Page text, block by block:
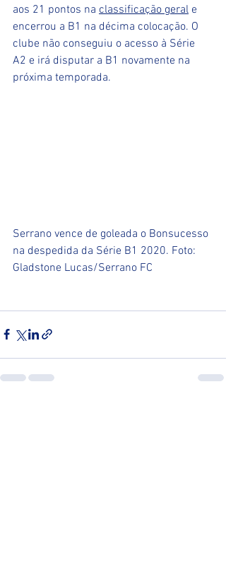
aos 21 pontos na classificação geral e
encerrou a B1 na décima colocação. O
clube não conseguiu o acesso à Série
A2 e irá disputar a B1 novamente na
próxima temporada.
Serrano vence de goleada o Bonsucesso
na despedida da Série B1 2020. Foto:
Gladstone Lucas/Serrano FC